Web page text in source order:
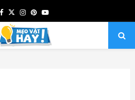
Facebook
TwitterInstagram
Pinterest
Youtube